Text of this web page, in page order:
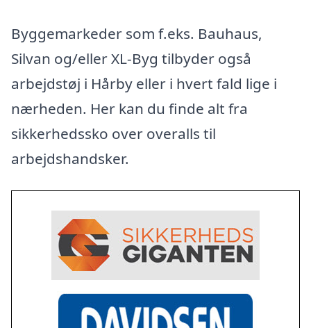
Byggemarkeder som f.eks. Bauhaus,
Silvan og/eller XL-Byg tilbyder også
arbejdstøj i Hårby eller i hvert fald lige i
nærheden. Her kan du finde alt fra
sikkerhedssko over overalls til
arbejdshandsker.